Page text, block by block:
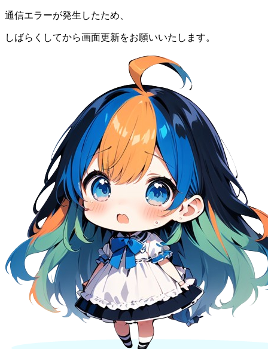
通信エラーが発生したため、
しばらくしてから画面更新をお願いいたします。